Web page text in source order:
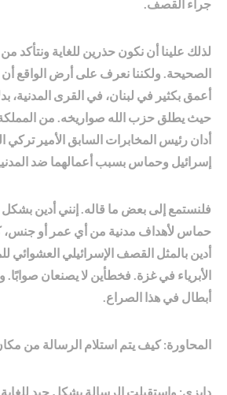
جراء القصف.
لذلك علينا أن نكون حذرين للغاية ونتأكد من
الصحيحة. ولكننا نعرف على أرض الواقع
أعمق بكثير في لبنان، في القرى المدنية،
حيث يطلق حزب الله صواريخه. من المملكة
أدان رئيس المخابرات السابق الأمير تركي
إسرائيل وحماس بسبب أعمالهما ضد
فلنستمع إلى بعض ما قاله. إنني أدين
حماس لأهداف مدنية من أي عمر أو جنس،
أدين بالمثل القصف الإسرائيلي العشوائي
الأبرياء في غزة. فخطأين لا يصنعان صوابًا.
أبطال في هذا الصراع.
المحاورة: كيف يتم استلام الرسالة من
دايزي: واستقبلت الرسالة بشكل جيد للغاية.